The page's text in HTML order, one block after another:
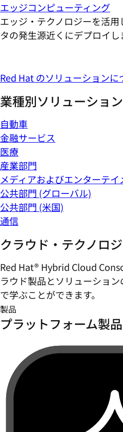
エッジコンピューティング
エッジ・テクノロジーを活
タの発生源近くにデプロイし
Red Hat のソリューションに
業種別ソリューション
自動車
金融サービス
医療
産業部門
メディアおよびエンターテイ
公共部門 (グローバル)
公共部門 (米国)
通信
クラウド・テクノロ
Red Hat® Hybrid Cloud
ラウド製品とソリューショ
で学ぶことができます。
製品
プラットフォーム製品